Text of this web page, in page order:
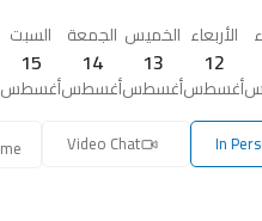
الأربعاء
12
أغسطس
الخميس
13
أغسطس
الجمعة
14
أغسطس
السبت
15
أغسطس
In
Video Chat